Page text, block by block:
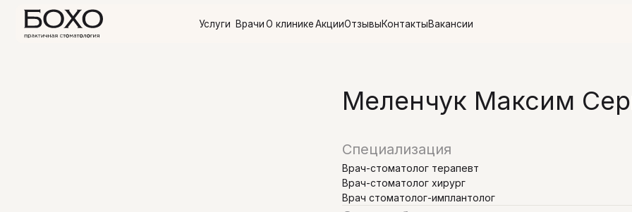
Услуги ВрачиО клиникеАкцииОтзывыКонтактыВакансии
Специализация
Врач-стоматолог терапевт
Врач-стоматолог хирург
Врач стоматолог-имплантолог
Меленчук Максим